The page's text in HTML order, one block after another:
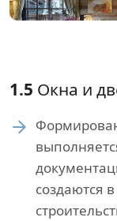
1.5 Окна и
создаются